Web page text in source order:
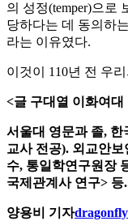
의 성정(temper)으로
당하다는 데 동의하
라는 이유였다.
이것이 110년 전 우
<글 구대열 이화여대
서울대 영문과 졸, 한
교사 전공). 외교안
수, 통일학연구원장
국제관계사 연구> 등.
양용비 기자